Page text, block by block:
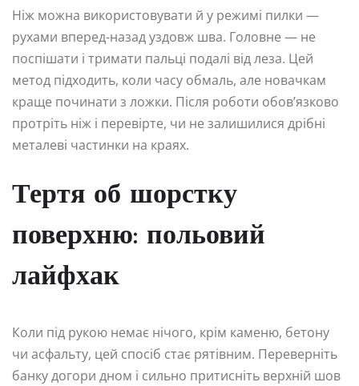
Ніж можна використовувати й у режимі пилки —
рухами вперед-назад уздовж шва. Головне — не
поспішати і тримати пальці подалі від леза. Цей
метод підходить, коли часу обмаль, але новачкам
краще починати з ложки. Після роботи обов’язково
протріть ніж і перевірте, чи не залишилися дрібні
металеві частинки на краях.
Тертя об шорстку
поверхню: польовий
лайфхак
Коли під рукою немає нічого, крім каменю, бетону
чи асфальту, цей спосіб стає рятівним. Переверніть
банку догори дном і сильно притисніть верхній шов